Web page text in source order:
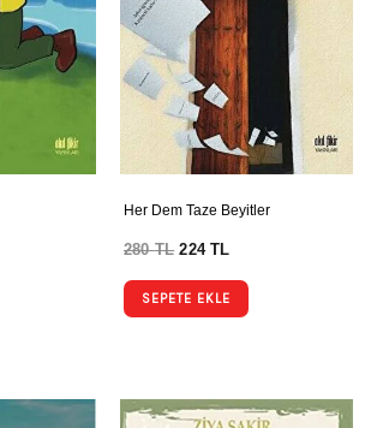
Her Dem Taze Beyitler
280TL 224TL
SEPETE EKLE